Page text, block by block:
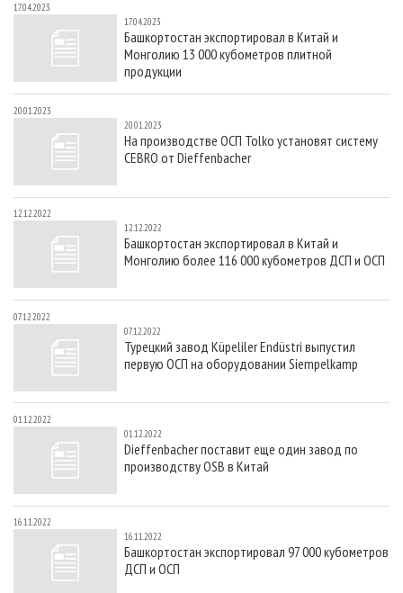
17.04.2023
17.04.2023
Башкортостан экспортировал в Китай и
Монголию 13 000 кубометров плитной
продукции
20.01.2023
20.01.2023
На производстве ОСП Tolko установят систему
CEBRO от Dieffenbacher
12.12.2022
12.12.2022
Башкортостан экспортировал в Китай и
Монголию более 116 000 кубометров ДСП и ОСП
07.12.2022
07.12.2022
Турецкий завод Küpeliler Endüstri выпустил
первую ОСП на оборудовании Siempelkamp
01.12.2022
01.12.2022
Dieffenbacher поставит еще один завод по
производству OSB в Китай
16.11.2022
16.11.2022
Башкортостан экспортировал 97 000 кубометров
ДСП и ОСП